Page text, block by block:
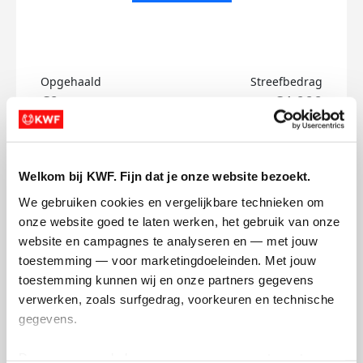
Welkom bij KWF. Fijn dat je onze website bezoekt.
We gebruiken cookies en vergelijkbare technieken om
onze website goed te laten werken, het gebruik van onze
website en campagnes te analyseren en — met jouw
toestemming — voor marketingdoeleinden. Met jouw
toestemming kunnen wij en onze partners gegevens
verwerken, zoals surfgedrag, voorkeuren en technische
gegevens.
Opgehaald
€0
Streefbedrag
€4.000
Doneer
Joppe's badges